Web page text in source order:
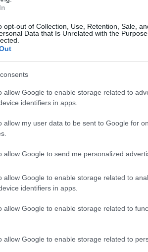
opt-out of Collection, Use, Retention, Sale,
Data that Is Unrelated with the
allow Google to enable storage related to
identifiers in apps.
allow my user data to be sent to Google for
allow Google to send me personalized
allow Google to enable storage related to
identifiers in apps.
allow Google to enable storage related to
allow Google to enable storage related to
GLAMOUR
Oroszlán
bírnak, mint